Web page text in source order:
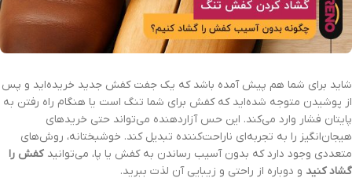
شاید برای شما هم پیش آمده باشد که یک جفت کفش جدید خریده‌اید و پس
از پوشیدن متوجه شده‌اید که کفش برای شما تنگ است یا هنگام راه رفتن به
پایتان فشار وارد می‌کند. این حس آزاردهنده می‌تواند حتی خریدهای
هیجان‌انگیز را به تجربه‌ای ناراحت‌کننده تبدیل کند. خوشبختانه، روش‌های
متعددی وجود دارد که بدون آسیب رساندن به کفش یا پا، می‌توانید کفش را
گشاد کنید و دوباره از راحتی و زیبایی آن لذت ببرید.